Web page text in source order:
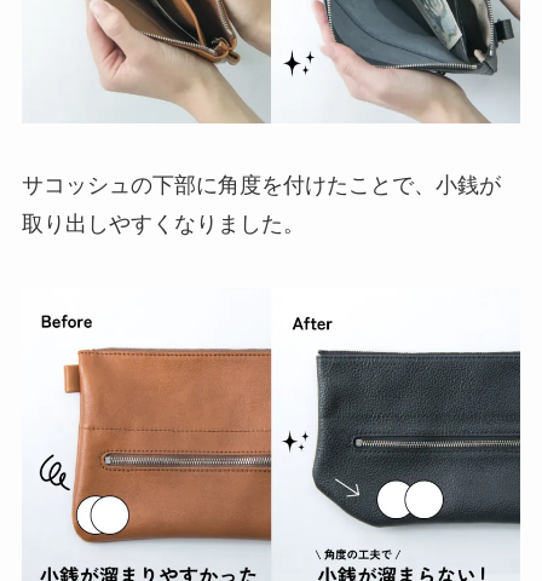
サコッシュの下部に角度を付けたことで、小銭が
取り出しやすくなりました。